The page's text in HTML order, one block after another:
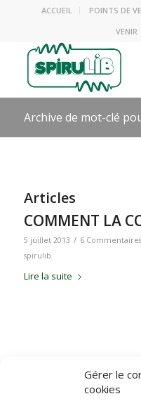
Gérer le
cookies
ACCUEIL POINTS DE
VENIR
Archive de mot-clé
Articles
COMMENT LA
5 juillet 2013 / 6 Commentaires
spirulib
Lire la suite
Enfold WordPress